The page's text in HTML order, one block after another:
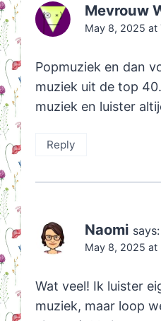
Mevrouw
May 8, 2025 at
Popmuziek en dan
muziek uit de top
muziek en luister
Reply
Naomi says:
May 8, 2025 at
Wat veel! Ik luister
muziek, maar loop